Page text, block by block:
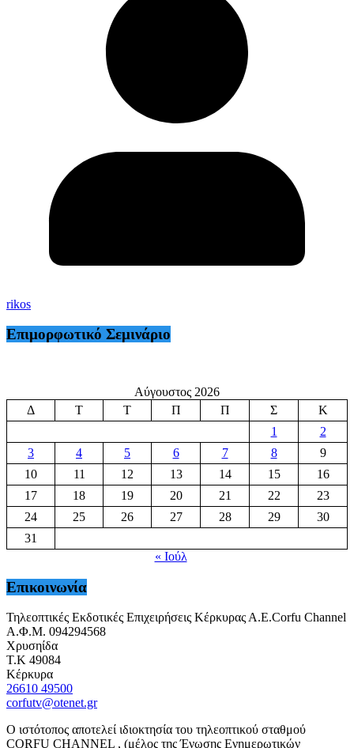
rikos
Επιμορφωτικό Σεμινάριο
Αύγουστος 2026
Δ
Τ Τ Π Π Σ
Κ
1
2
3
4 5 6 7 8
9
10
11 12 13 14 15
16
17
18 19 20 21 22
23
24
25 26 27 28 29
30
31
« Ιούλ
Επικοινωνία
Τηλεοπτικές Εκδοτικές Επιχειρήσεις Κέρκυρας Α.Ε.Corfu Channel
Α.Φ.Μ. 094294568
Χρυσηίδα
Τ.Κ 49084
Κέρκυρα
26610 49500
corfutv@otenet.gr
Ο ιστότοπος αποτελεί ιδιοκτησία του τηλεοπτικού σταθμού
CORFU CHANNEL , (μέλος της Ένωσης Ενημερωτικών